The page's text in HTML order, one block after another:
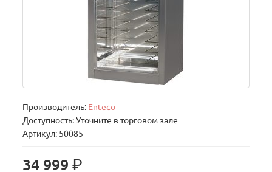
Производитель: Enteco
Доступность: Уточните в торговом зале
Артикул: 50085
34 999р.